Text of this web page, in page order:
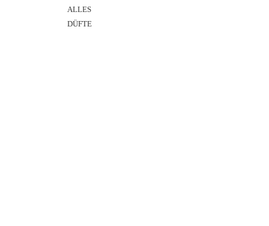
ALLES
DÜFTE